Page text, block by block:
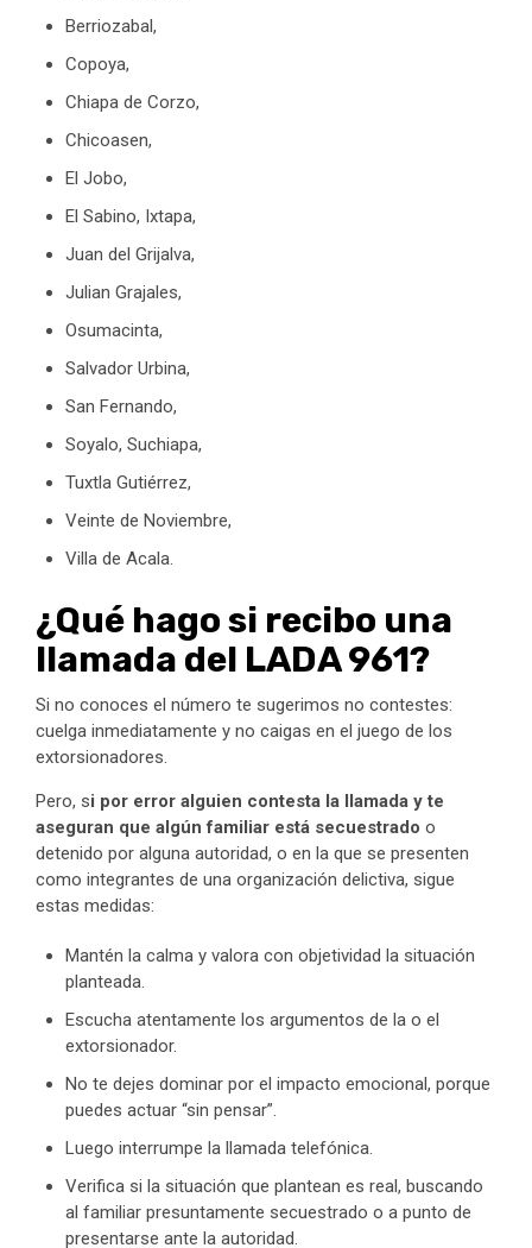
Berriozabal,
Copoya,
Chiapa de Corzo,
Chicoasen,
El Jobo,
El Sabino, Ixtapa,
Juan del Grijalva,
Julian Grajales,
Osumacinta,
Salvador Urbina,
San Fernando,
Soyalo, Suchiapa,
Tuxtla Gutiérrez,
Veinte de Noviembre,
Villa de Acala.
¿Qué hago si recibo una
llamada del LADA 961?
Si no conoces el número te sugerimos no contestes:
cuelga inmediatamente y no caigas en el juego de los
extorsionadores.
Pero, si por error alguien contesta la llamada y te
aseguran que algún familiar está secuestrado o
detenido por alguna autoridad, o en la que se presenten
como integrantes de una organización delictiva, sigue
estas medidas:
Mantén la calma y valora con objetividad la situación
planteada.
Escucha atentamente los argumentos de la o el
extorsionador.
No te dejes dominar por el impacto emocional, porque
puedes actuar “sin pensar”.
Luego interrumpe la llamada telefónica.
Verifica si la situación que plantean es real, buscando
al familiar presuntamente secuestrado o a punto de
presentarse ante la autoridad.